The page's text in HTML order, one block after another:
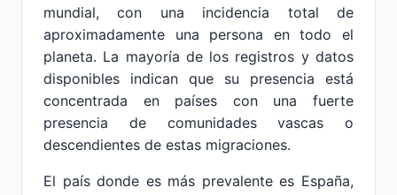
mundial, con una incidencia total de
aproximadamente una persona en todo el
planeta. La mayoría de los registros y datos
disponibles indican que su presencia está
concentrada en países con una fuerte
presencia de comunidades vascas o
descendientes de estas migraciones.
El país donde es más prevalente es España,